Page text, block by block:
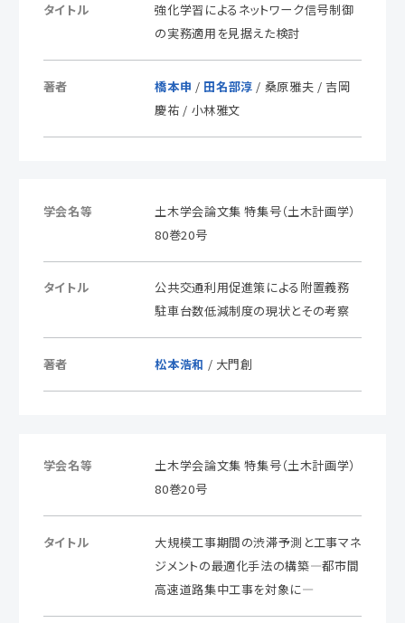
タイトル
強化学習によるネットワーク信号制御
の実務適用を見据えた検討
著者 橋本申 / 田名部淳 / 桑原雅夫 / 吉岡
慶祐 / 小林雅文
学会名等
土木学会論文集 特集号（土木計画学）
80巻20号
タイトル
公共交通利用促進策による附置義務
駐車台数低減制度の現状とその考察
著者 松本浩和 / 大門創
学会名等
土木学会論文集 特集号（土木計画学）
80巻20号
タイトル
大規模工事期間の渋滞予測と工事マネ
ジメントの最適化手法の構築―都市間
高速道路集中工事を対象に―